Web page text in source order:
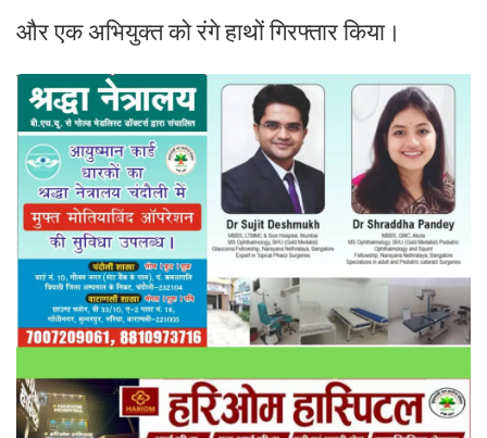
और एक अभियुक्त को रंगे हाथों गिरफ्तार किया।